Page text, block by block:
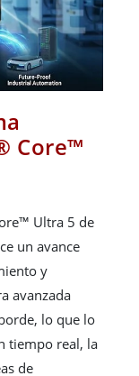
Core™
Ultra 5 de
un avance
y
avanzada
lo que lo
tiempo real, la
de